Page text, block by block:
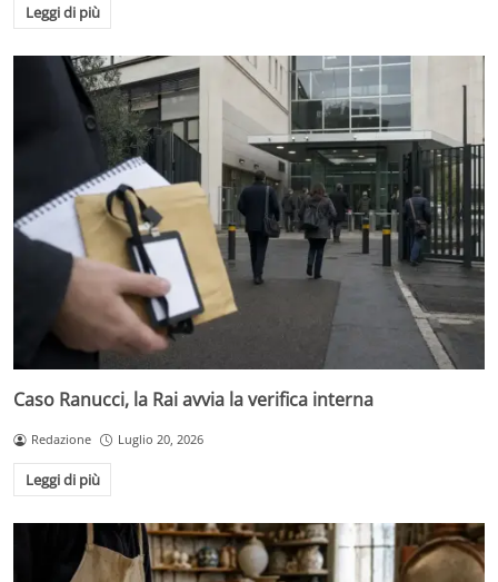
Leggi di più
Caso Ranucci, la Rai avvia la verifica interna
Redazione Luglio 20, 2026
Leggi di più